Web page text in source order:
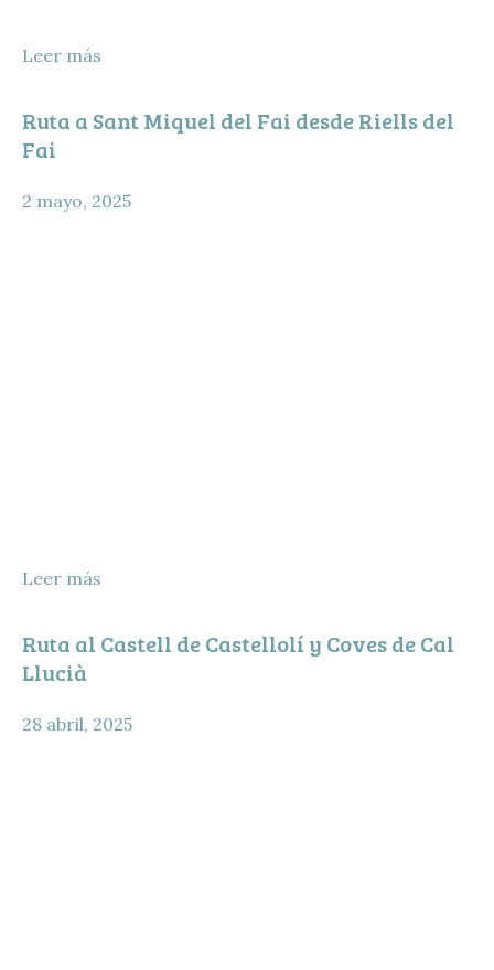
Leer más
Ruta a Sant Miquel del Fai desde Riells del
Fai
2 mayo, 2025
Leer más
Ruta al Castell de Castellolí y Coves de Cal
Llucià
28 abril, 2025